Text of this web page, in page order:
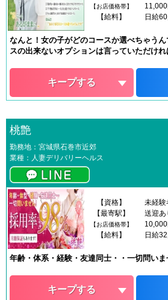
【お店価格帯】
【給料】
日給
なんと！女の子がどのコースか選べちゃう
スの出来ないオプションは言っていただけれ
キープする
桃艶
勤務地：宮城県石巻市近郊
業種：人妻デリバリーヘルス
【資格】
未経験
【最寄駅】
【お店価格帯】
【給料】
年齢・体系・経験・友達同士・・一切問い
キープする